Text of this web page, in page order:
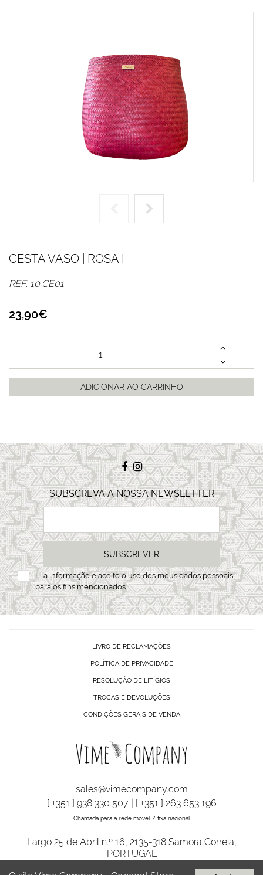
CESTA VASO | ROSA I
REF. 10.CE01
23,90€
ADICIONAR AO CARRINHO
SUBSCREVA A NOSSA NEWSLETTER
SUBSCREVER
Li ainformaçãoe aceito o uso dos meus dados pessoais
para os fins mencionados
LIVRO DE RECLAMAÇÕES
POLÍTICA DE PRIVACIDADE
RESOLUÇÃO DE LITÍGIOS
TROCAS E DEVOLUÇÕES
CONDIÇÕES GERAIS DE VENDA
sales@vimecompany.com
[ +351 ] 938 330 507| [ +351 ] 263 653 196
Chamada para a rede móvel / fixa nacional
Largo 25 de Abril n.º 16, 2135-318 Samora Correia,
PORTUGAL